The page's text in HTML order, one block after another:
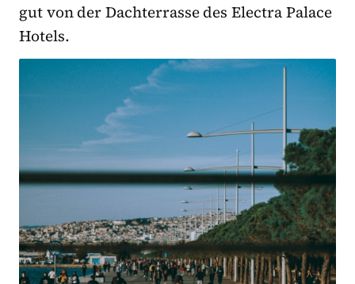
gut von der Dachterrasse des Electra Palace
Hotels.